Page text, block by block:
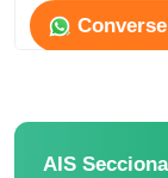
Fale Conosco
Todos os
AIS